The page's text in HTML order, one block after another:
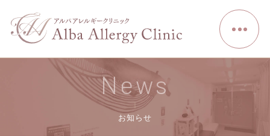
News
お知らせ